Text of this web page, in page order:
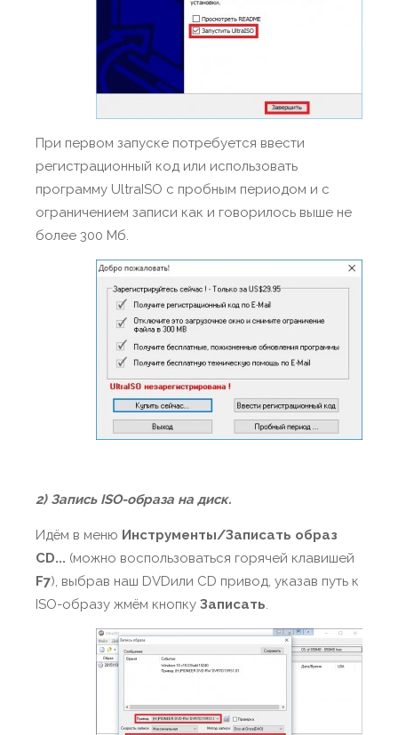
При первом запуске потребуется ввести
регистрационный код или использовать
программу UltraISO с пробным периодом и с
ограничением записи как и говорилось выше не
более 300 Мб.
2) Запись ISO-образа на диск.
Идём в меню Инструменты/Записать образ
CD... (можно воспользоваться горячей клавишей
F7), выбрав наш DVDили CD привод, указав путь к
ISO-образу жмём кнопку Записать.